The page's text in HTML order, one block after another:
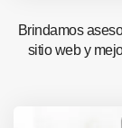
Brindamos
sitio web y